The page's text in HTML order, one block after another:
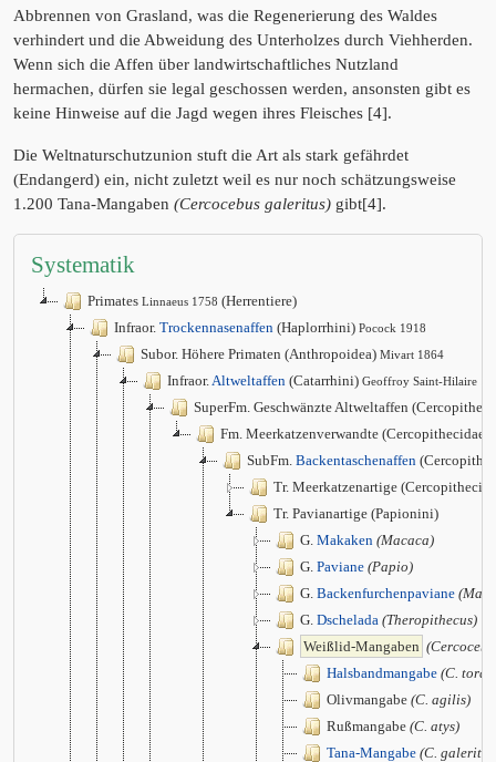
Abbrennen von Grasland, was die Regenerierung des Waldes
verhindert und die Abweidung des Unterholzes durch Viehherden.
Wenn sich die Affen über landwirtschaftliches Nutzland
hermachen, dürfen sie legal geschossen werden, ansonsten gibt es
keine Hinweise auf die Jagd wegen ihres Fleisches [4].
Die Weltnaturschutzunion stuft die Art als stark gefährdet
(Endangerd) ein, nicht zuletzt weil es nur noch schätzungsweise
1.200 Tana-Mangaben (Cercocebus galeritus) gibt[4].
Systematik
Primates Linnaeus 1758 (Herrentiere)
Infraor. Trockennasenaffen (Haplorrhini) Pocock 1918
Subor. Höhere Primaten (Anthropoidea) Mivart 1864
Infraor.Altweltaffen (Catarrhini) Geoffroy Saint-Hilaire
SuperFm. Geschwänzte Altweltaffen
Fm. Meerkatzenverwandte (Cercopithecidae)
SubFm. Backentaschenaffen
Tr. Meerkatzenartige
Tr. Pavianartige (Papionini)
G. Makaken (Macaca)
G. Paviane (Papio)
G. Backenfurchenpaviane
G. Dschelada (Theropithecus)
Weißlid-Mangaben
Halsbandmangabe (C.
Olivmangabe (C. agilis)
Rußmangabe (C. atys)
Tana-Mangabe (C.